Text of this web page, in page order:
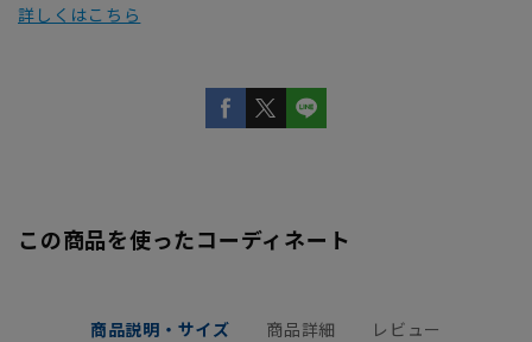
詳しくはこちら
この商品を使ったコーディネート
商品説明・サイズ 商品詳細 レビュー